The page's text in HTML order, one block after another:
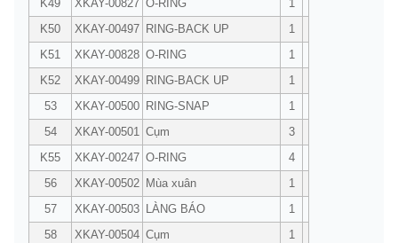
K49
XKAY-00827 O-RING
1
K50
XKAY-00497 RING-BACK UP
1
K51
XKAY-00828 O-RING
1
K52
XKAY-00499 RING-BACK UP
1
53
XKAY-00500 RING-SNAP
1
54
XKAY-00501 Cụm
3
K55
XKAY-00247 O-RING
4
56
XKAY-00502 Mùa xuân
1
57
XKAY-00503 LÀNG BÁO
1
58
XKAY-00504 Cụm 1